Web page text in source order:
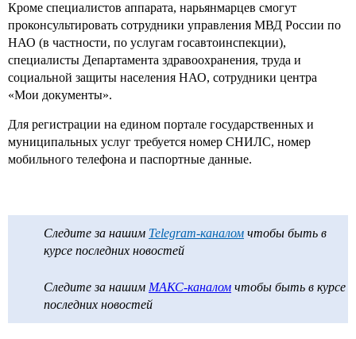
Кроме специалистов аппарата, нарьянмарцев смогут
проконсультировать сотрудники управления МВД России по
НАО (в частности, по услугам госавтоинспекции),
специалисты Департамента здравоохранения, труда и
социальной защиты населения НАО, сотрудники центра
«Мои документы».
Для регистрации на едином портале государственных и
муниципальных услуг требуется номер СНИЛС, номер
мобильного телефона и паспортные данные.
Следите за нашим Telegram-каналом чтобы быть в
курсе последних новостей
Следите за нашим МАКС-каналом чтобы быть в курсе
последних новостей